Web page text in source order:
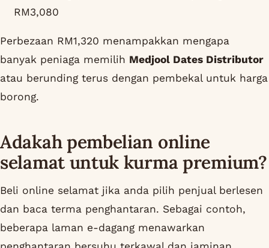
RM3,080
Perbezaan RM1,320 menampakkan mengapa
banyak peniaga memilih Medjool Dates Distributor
atau berunding terus dengan pembekal untuk harga
borong.
Adakah pembelian online
selamat untuk kurma premium?
Beli online selamat jika anda pilih penjual berlesen
dan baca terma penghantaran. Sebagai contoh,
beberapa laman e-dagang menawarkan